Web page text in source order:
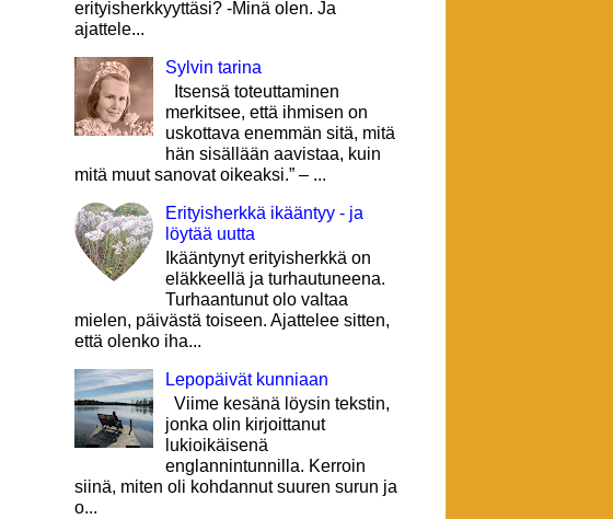
erityisherkkyyttäsi? -Minä olen. Ja
ajattele...
Sylvin tarina
Itsensä toteuttaminen
merkitsee, että ihmisen on
uskottava enemmän sitä, mitä
hän sisällään aavistaa, kuin
mitä muut sanovat oikeaksi.” – ...
Erityisherkkä ikääntyy - ja
löytää uutta
Ikääntynyt erityisherkkä on
eläkkeellä ja turhautuneena.
Turhaantunut olo valtaa
mielen, päivästä toiseen. Ajattelee sitten,
että olenko iha...
Lepopäivät kunniaan
Viime kesänä löysin tekstin,
jonka olin kirjoittanut
lukioikäisenä
englannintunnilla. Kerroin
siinä, miten oli kohdannut suuren surun ja
o...